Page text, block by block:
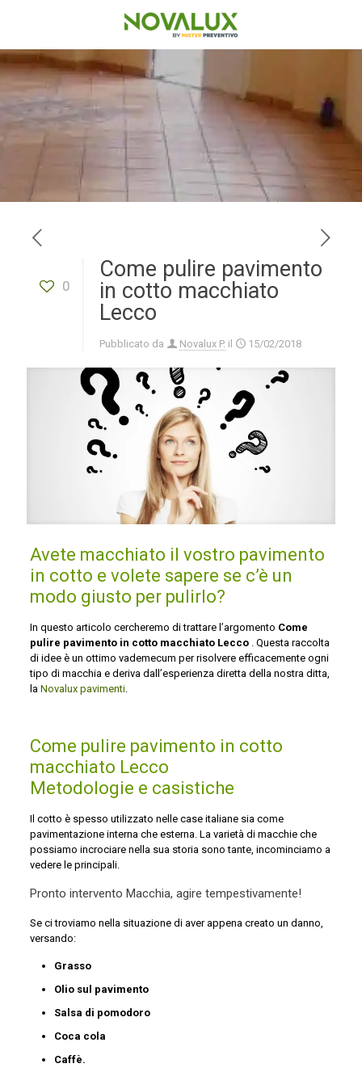
0
Come pulire pavimento
in cotto macchiato
Lecco
Pubblicato da Novalux P. il 15/02/2018
Avete macchiato il vostro pavimento
in cotto e volete sapere se c’è un
modo giusto per pulirlo?
In questo articolo cercheremo di trattare l’argomento Come
pulire pavimento in cotto macchiato Lecco . Questa raccolta
di idee è un ottimo vademecum per risolvere efficacemente ogni
tipo di macchia e deriva dall’esperienza diretta della nostra ditta,
la Novalux pavimenti.
Come pulire pavimento in cotto
macchiato Lecco
Metodologie e casistiche
Il cotto è spesso utilizzato nelle case italiane sia come
pavimentazione interna che esterna. La varietà di macchie che
possiamo incrociare nella sua storia sono tante, incominciamo a
vedere le principali.
Pronto intervento Macchia, agire tempestivamente!
Se ci troviamo nella situazione di aver appena creato un danno,
versando:
Grasso
Olio sul pavimento
Salsa di pomodoro
Coca cola
Caffè.